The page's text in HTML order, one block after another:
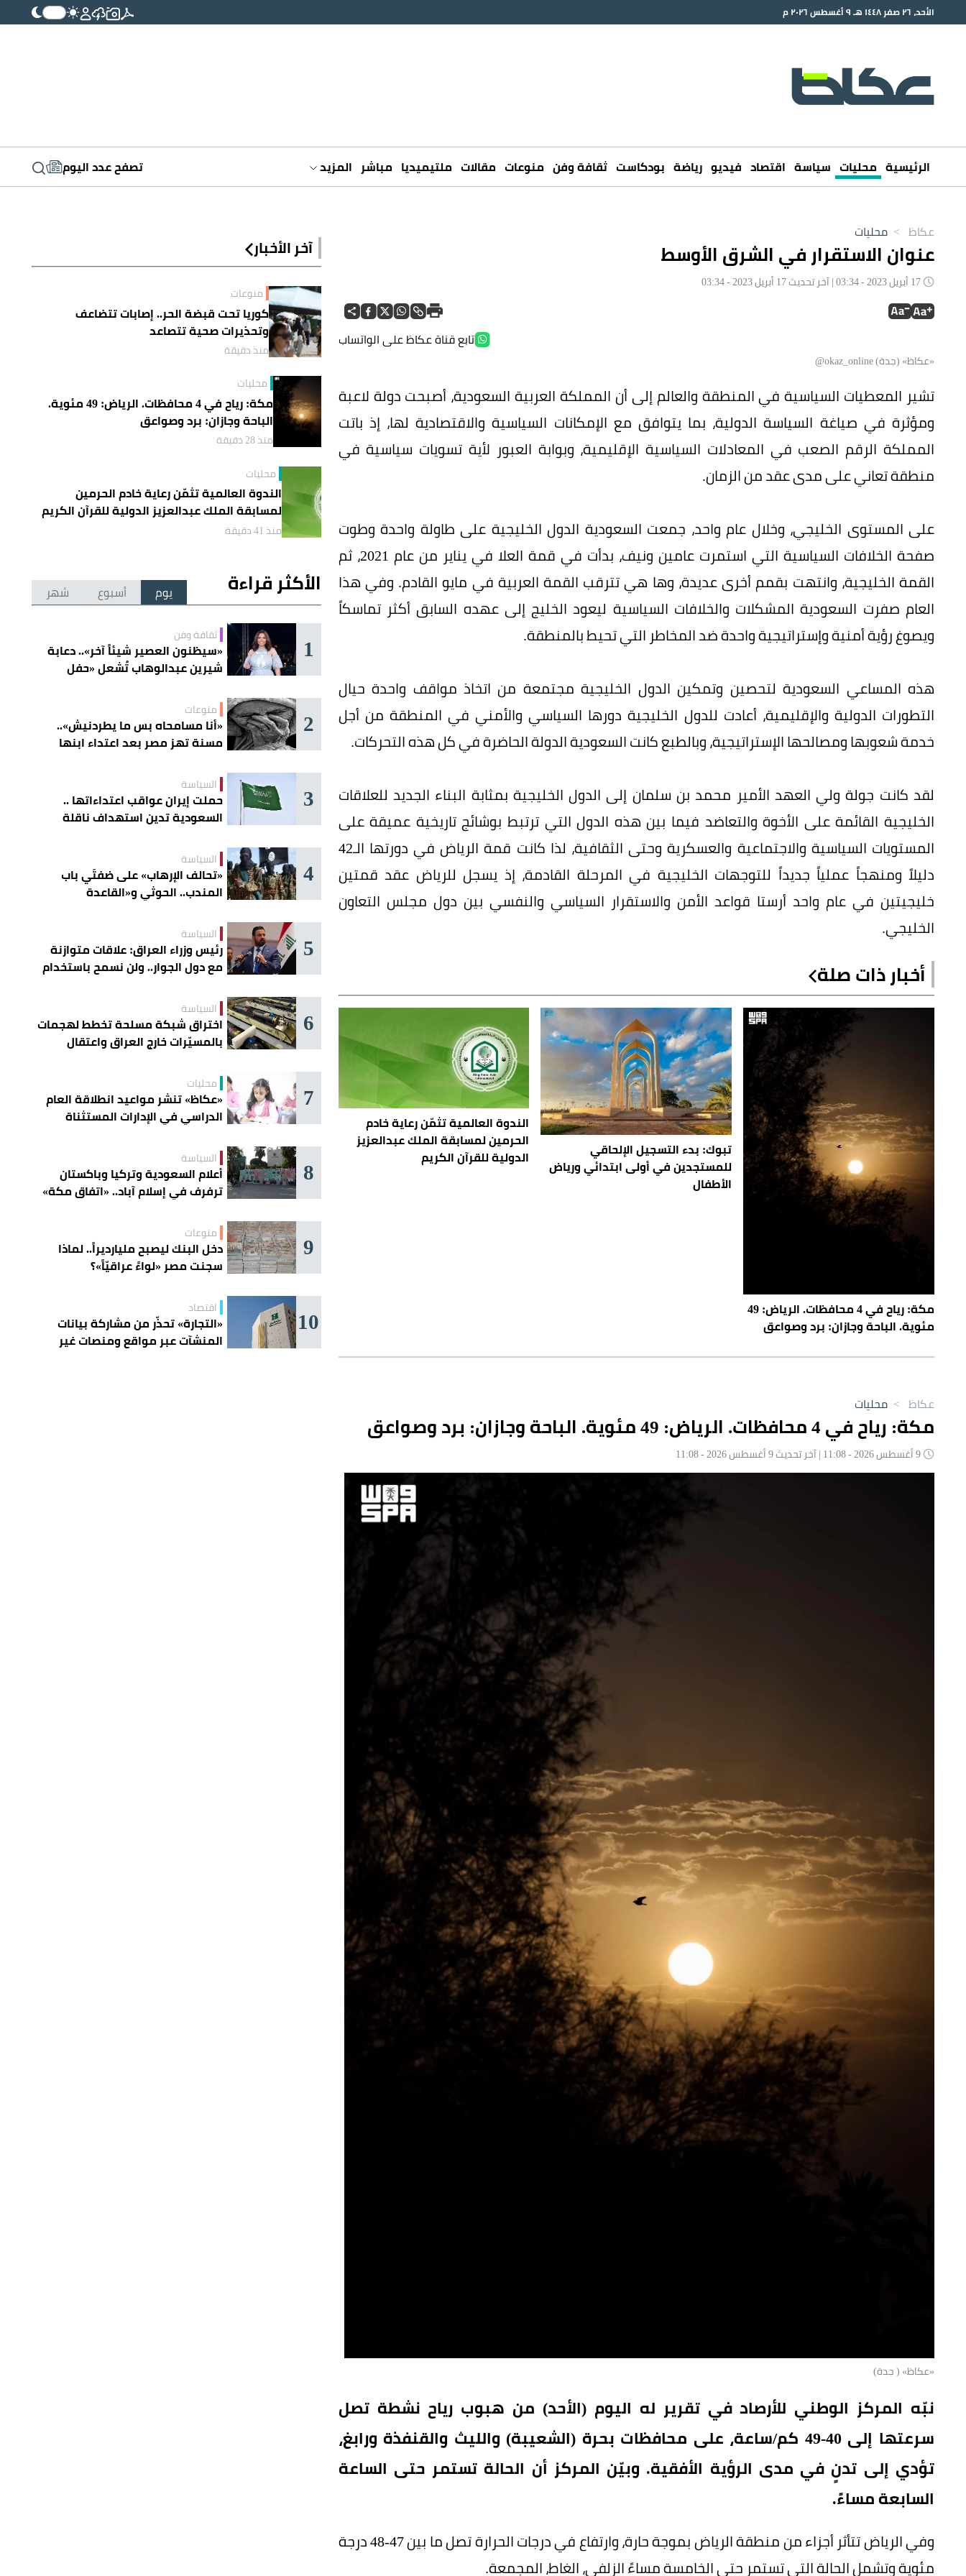
الأحد، ٢٦ صفر ١٤٤٨ هـ ٩ أغسطس ٢٠٢٦ م
الرئيسية محليات سياسة اقتصاد فيديو رياضة بودكاست ثقافة وفن منوعات مقالات ملتيميديا مباشر المزيد تصفح عدد اليوم
عكاظ > محليات
عنوان الاستقرار في الشرق الأوسط
تابع قناة عكاظ على الواتساب
«عكاظ» (جدة) okaz_online@
تشير المعطيات السياسية في المنطقة والعالم إلى أن المملكة العربية السعودية، أصبحت دولة لاعبة
ومؤثرة في صياغة السياسة الدولية، بما يتوافق مع الإمكانات السياسية والاقتصادية لها، إذ باتت
المملكة الرقم الصعب في المعادلات السياسية الإقليمية، وبوابة العبور لأية تسويات سياسية في
منطقة تعاني على مدى عقد من الزمان.
على المستوى الخليجي، وخلال عام واحد، جمعت السعودية الدول الخليجية على طاولة واحدة وطوت
صفحة الخلافات السياسية التي استمرت عامين ونيف، بدأت في قمة العلا في يناير من عام 2021، ثم
القمة الخليجية، وانتهت بقمم أخرى عديدة، وها هي تترقب القمة العربية في مايو القادم. وفي هذا
العام صفرت السعودية المشكلات والخلافات السياسية ليعود الخليج إلى عهده السابق أكثر تماسكاً
ويصوغ رؤية أمنية وإستراتيجية واحدة ضد المخاطر التي تحيط بالمنطقة.
هذه المساعي السعودية لتحصين وتمكين الدول الخليجية مجتمعة من اتخاذ مواقف واحدة حيال
التطورات الدولية والإقليمية، أعادت للدول الخليجية دورها السياسي والأمني في المنطقة من أجل
خدمة شعوبها ومصالحها الإستراتيجية، وبالطبع كانت السعودية الدولة الحاضرة في كل هذه التحركات.
لقد كانت جولة ولي العهد الأمير محمد بن سلمان إلى الدول الخليجية بمثابة البناء الجديد للعلاقات
الخليجية القائمة على الأخوة والتعاضد فيما بين هذه الدول التي ترتبط بوشائج تاريخية عميقة على
المستويات السياسية والاجتماعية والعسكرية وحتى الثقافية، لذا كانت قمة الرياض في دورتها الـ42
دليلاً ومنهجاً عملياً جديداً للتوجهات الخليجية في المرحلة القادمة، إذ يسجل للرياض عقد قمتين
خليجيتين في عام واحد أرستا قواعد الأمن والاستقرار السياسي والنفسي بين دول مجلس التعاون
الخليجي.
أخبار ذات صلة
مكة: رياح في 4 محافظات. الرياض: 49
مئوية. الباحة وجازان: برد وصواعق
تبوك: بدء التسجيل الإلحاقي
للمستجدين في أولى ابتدائي ورياض
الأطفال
الندوة العالمية تثمّن رعاية خادم
الحرمين لمسابقة الملك عبدالعزيز
الدولية للقرآن الكريم
آخر الأخبار
منوعات
كوريا تحت قبضة الحر.. إصابات تتضاعف
وتحذيرات صحية تتصاعد
منذ دقيقة
محليات
مكة: رياح في 4 محافظات. الرياض: 49 مئوية.
الباحة وجازان: برد وصواعق
منذ 28 دقيقة
محليات
الندوة العالمية تثمّن رعاية خادم الحرمين
لمسابقة الملك عبدالعزيز الدولية للقرآن الكريم
منذ 41 دقيقة
الأكثر قراءة يوم أسبوع شهر
1 ثقافة وفن
«سيظنون العصير شيئاً آخر».. دعابة
شيرين عبدالوهاب تُشعل «حفل
2 منوعات
«أنا مسامحاه بس ما يطردنيش»..
مسنة تهز مصر بعد اعتداء ابنها
3 السياسة
حملت إيران عواقب اعتداءاتها ..
السعودية تدين استهداف ناقلة
4 السياسة
«تحالف الإرهاب» على ضفتَي باب
المندب.. الحوثي و«القاعدة
5 السياسة
رئيس وزراء العراق: علاقات متوازنة
مع دول الجوار.. ولن نسمح باستخدام
6 السياسة
اختراق شبكة مسلحة تخطط لهجمات
بالمسيّرات خارج العراق واعتقال
7 محليات
«عكاظ» تنشر مواعيد انطلاقة العام
الدراسي في الإدارات المستثناة
8 السياسة
أعلام السعودية وتركيا وباكستان
ترفرف في إسلام آباد.. «اتفاق مكة»
9 منوعات
دخل البنك ليصبح مليارديراً.. لماذا
سجنت مصر «لواءً عراقيّاً»؟
10 اقتصاد
«التجارة» تحذّر من مشاركة بيانات
المنشآت عبر مواقع ومنصات غير
عكاظ > محليات
مكة: رياح في 4 محافظات. الرياض: 49 مئوية. الباحة وجازان: برد وصواعق
«عكاظ» ( جدة)
نبّه المركز الوطني للأرصاد في تقرير له اليوم (الأحد) من هبوب رياح نشطة تصل
سرعتها إلى 40-49 كم/ساعة، على محافظات بحرة (الشعيبة) والليث والقنفذة ورابغ،
تؤدي إلى تدنٍ في مدى الرؤية الأفقية. وبيّن المركز أن الحالة تستمر حتى الساعة
السابعة مساءً.
وفي الرياض تتأثر أجزاء من منطقة الرياض بموجة حارة، وارتفاع في درجات الحرارة تصل ما بين 47-48 درجة
مئوية وتشمل الحالة التي تستمر حتى الخامسة مساءً الزلفي، الغاط، المجمعة.